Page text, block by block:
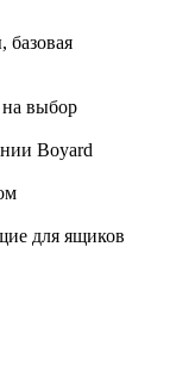
базовая
на выбор
Boyard
для ящиков